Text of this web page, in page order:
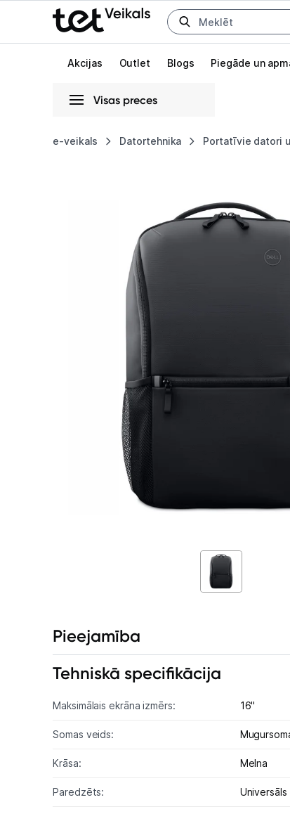
Uz kategorijam Uz galveno saturu
Akcijas Outlet Blogs Piegāde un
Visas preces
e-veikals Datortehnika Portatīvie datori
Globāls iestatījums animāciju aktivizēšanai vai deaktivizēšanai
Pieejamība
Tehniskā specifikācija
Maksimālais ekrāna izmērs: 16"
Somas veids:
Krāsa: Melna
Paredzēts: Universāls